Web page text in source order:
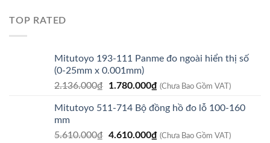
TOP RATED
Mitutoyo 193-111 Panme đo ngoài hiển thị số
(0-25mm x 0.001mm)
2.136.000₫
Giá
là:
1.780.000₫Giá
tại
1.780.000₫.
(Chưa Bao Gồm VAT)
Mitutoyo 511-714 Bộ đồng hồ đo lỗ 100-160
mm
5.610.000₫ Giá
4.610.000₫Giá
(Chưa Bao Gồm VAT)